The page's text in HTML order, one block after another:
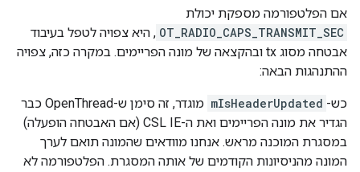
אם הפלטפורמה מספקת יכולת
OT_RADIO_CAPS_TRANSMIT_SEC , היא צפויה לטפל בעיבוד
אבטחה מסוג tx ובהקצאה של מונה הפריימים. במקרה כזה, צפויה
ההתנהגות הבאה:
כש- mIsHeaderUpdated
מוגדר, זה סימן ש-OpenThread כבר
הגדיר את מונה הפריימים ואת ה-CSL IE (אם האבטחה הופעלה)
במסגרת המוכנה מראש. אנחנו מוודאים שהמונה תואם לערך
המונה מהניסיונות הקודמים של אותה המסגרת. הפלטפורמה לא